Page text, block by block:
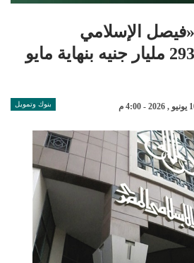
الإسلامي
المصري» إلى 293.9 مليار جنيه بنهاية مايو
بنوك وتمويل - 4:00 م